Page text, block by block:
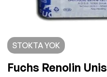
STOKTA YOK
Fuchs Renolin